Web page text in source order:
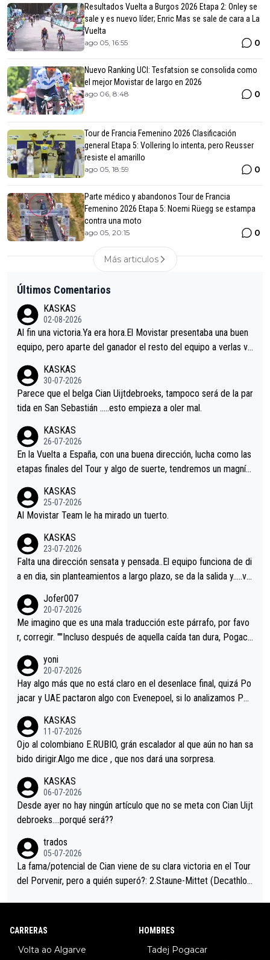
Resultados Vuelta a Burgos 2026 Etapa 2: Onley se
sale y es nuevo líder; Enric Mas se sale de cara a La
Vuelta
ago 05, 16:55 0
Nuevo Ranking UCI: Tesfatsion se consolida como
el mejor Movistar de largo en 2026
ago 06, 8:48 0
Tour de Francia Femenino 2026 Clasificación
general Etapa 5: Vollering lo intenta, pero Reusser
resiste el amarillo
ago 05, 18:59 0
Parte médico y abandonos Tour de Francia
Femenino 2026 Etapa 5: Noemi Rüegg se estampa
contra una moto
ago 05, 20:15 0
Más articulos
Últimos Comentarios
KASKAS
02-08-2026
Al fin una victoria.Ya era hora.El Movistar presentaba una buen
equipo, pero aparte del ganador el resto del equipo a verlas ve
s.La única buena noticia es la mejoría de Enric Más en San Seb
astian.Si en la Vuelta a Burgos sigue la mejoría, podríamos ten
er alguna sorpresa en la Vuelta.Ojalá.
KASKAS
30-07-2026
Parece que el belga Cian Uijtdebroeks, tampoco será de la par
tida en San Sebastián …..esto empieza a oler mal.
KASKAS
26-07-2026
En la Vuelta a España, con una buena dirección, lucha como las
etapas finales del Tour y algo de suerte, tendremos un magnífi
KASKAS
25-07-2026
Al Movistar Team le ha mirado un tuerto.
KASKAS
23-07-2026
Falta una dirección sensata y pensada..El equipo funciona de di
a en dia, sin planteamientos a largo plazo, se da la salida y…..ve
Minguez, Velez etc etc.Me da pena vivir estos momentos tan
tristes sin victorias.
Jofer007
20-07-2026
Me imagino que es una mala traducción este párrafo, por favo
r, corregir. ""Incluso después de aquella caída tan dura, Pogaca
permaneció pegado a su rueda. Parecía increíble la forma en l
a que era capaz de controlar el miedo", recordó."
yoni
20-07-2026
Hay algo más que no está claro en el desenlace final, quizá Po
jacar y UAE pactaron algo con Evenepoel, si lo analizamos Poj
i sin pedalear, luego está el saludo con Evenepoel dándose la
mano de una manera muy fraternal, más allá de los típicos toqu
es en el hombro con que saludaba a Vingegard. Ahí hubo una in
eta, a ver si por querer poner a Del Toro con calzador en posi
ción de podio UAE y Pojacar se van complicar el tour.
KASKAS
11-07-2026
Ojo al colombiano E.RUBIO, grán escalador al que aún no han sa
bido dirigir.Algo me dice , que nos dará una sorpresa.
KASKAS
06-07-2026
Desde ayer no hay ningún artículo que no se meta con Cian Uijt
debroeks….porqué será??
trados
05-07-2026
La fama/potencial de Cian viene de su clara victoria en el Tour
del Porvenir, pero a quién superó?: 2.Staune-Mittet (Decathlon,
CARRERAS
Volta ao Algarve
HOMBRES
Tadej Pogacar